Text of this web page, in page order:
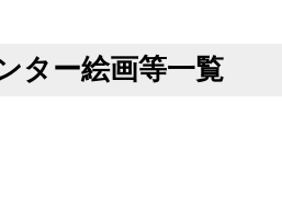
ター絵画等一覧